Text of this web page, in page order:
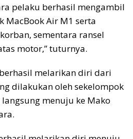
pelaku berhasil mengambil
MacBook Air M1 serta
sementara ransel
motor,” tuturnya.
melarikan diri dari
dilakukan oleh sekelompok
menuju ke Mako